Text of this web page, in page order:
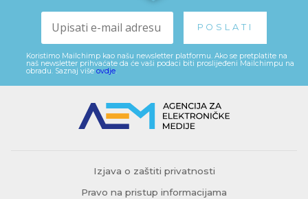
Koristimo Mailchimp kao našu newsletter platformu. Ako se pretplatite na
naš newsletter prihvaćate da će vaši podaci biti proslijeđeni Mailchimpu na
obradu. Saznaj više ovdje
Izjava o zaštiti privatnosti
Pravo na pristup informacijama